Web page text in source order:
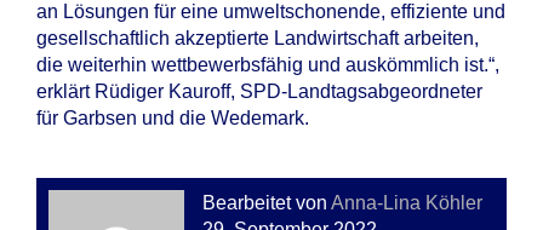
an Lösungen für eine umweltschonende, effiziente und
gesellschaftlich akzeptierte Landwirtschaft arbeiten,
die weiterhin wettbewerbsfähig und auskömmlich ist.“,
erklärt Rüdiger Kauroff, SPD-Landtagsabgeordneter
für Garbsen und die Wedemark.
Bearbeitet von Anna-Lina Köhler